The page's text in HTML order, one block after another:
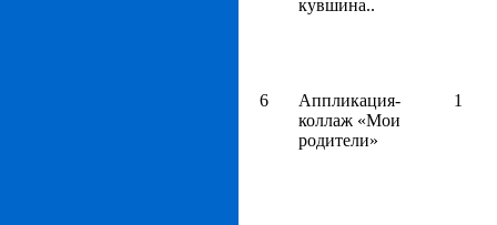
кувшина..
6
Аппликация-
коллаж «Мои
родители»
1